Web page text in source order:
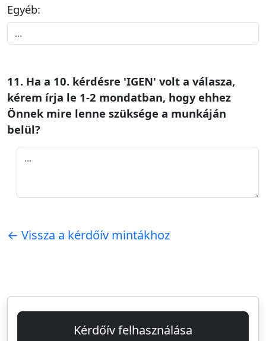
Egyéb:
11. Ha a 10. kérdésre 'IGEN' volt a válasza,
kérem írja le 1-2 mondatban, hogy ehhez
Önnek mire lenne szüksége a munkáján
belül?
← Vissza a kérdőív mintákhoz
Kérdőív felhasználása